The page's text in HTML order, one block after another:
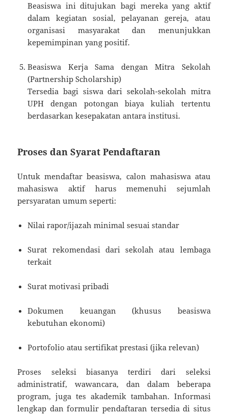
Beasiswa ini ditujukan bagi mereka yang aktif
dalam kegiatan sosial, pelayanan gereja, atau
organisasi masyarakat dan menunjukkan
kepemimpinan yang positif.
Beasiswa Kerja Sama dengan Mitra Sekolah
(Partnership Scholarship)
Tersedia bagi siswa dari sekolah-sekolah mitra
UPH dengan potongan biaya kuliah tertentu
berdasarkan kesepakatan antara institusi.
Proses dan Syarat Pendaftaran
Untuk mendaftar beasiswa, calon mahasiswa atau
mahasiswa aktif harus memenuhi sejumlah
persyaratan umum seperti:
Nilai rapor/ijazah minimal sesuai standar
Surat rekomendasi dari sekolah atau lembaga
terkait
Surat motivasi pribadi
Dokumen keuangan (khusus beasiswa
kebutuhan ekonomi)
Portofolio atau sertifikat prestasi (jika relevan)
Proses seleksi biasanya terdiri dari seleksi
administratif, wawancara, dan dalam beberapa
program, juga tes akademik tambahan. Informasi
lengkap dan formulir pendaftaran tersedia di situs